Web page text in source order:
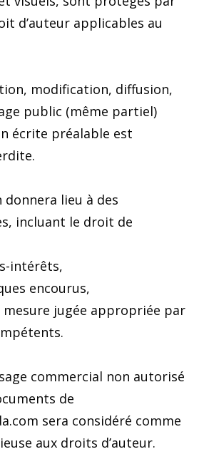
d’auteur applicables au
modification, diffusion,
public (même partiel)
écrite préalable est
lieu à des
incluant le droit de
intérêts,
encourus,
jugée appropriée par
commercial non autorisé
de
sera considéré comme
aux droits d’auteur.